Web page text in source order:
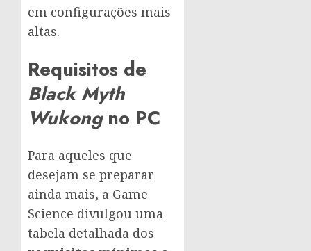
em configurações mais
altas.
Requisitos de
Black Myth
Wukongno PC
Para aqueles que
desejam se preparar
ainda mais, a Game
Science divulgou uma
tabela detalhada dos